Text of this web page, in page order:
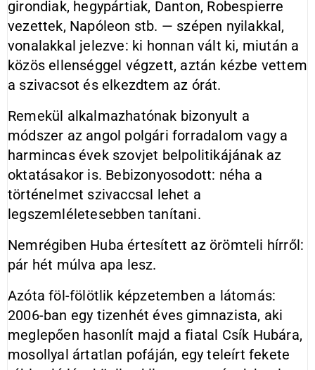
girondiak, hegypártiak, Danton, Robespierre
vezettek, Napóleon stb. — szépen nyilakkal,
vonalakkal jelezve: ki honnan vált ki, miután a
közös ellenséggel végzett, aztán kézbe vettem
a szivacsot és elkezdtem az órát.
Remekül alkalmazhatónak bizonyult a
módszer az angol polgári forradalom vagy a
harmincas évek szovjet belpolitikájának az
oktatásakor is. Bebizonyosodott: néha a
történelmet szivaccsal lehet a
legszemléletesebben tanítani.
Nemrégiben Huba értesített az örömteli hírről:
pár hét múlva apa lesz.
Azóta föl-fölötlik képzetemben a látomás:
2006-ban egy tizenhét éves gimnazista, aki
meglepően hasonlít majd a fiatal Csík Hubára,
mosollyal ártatlan pofáján, egy teleírt fekete